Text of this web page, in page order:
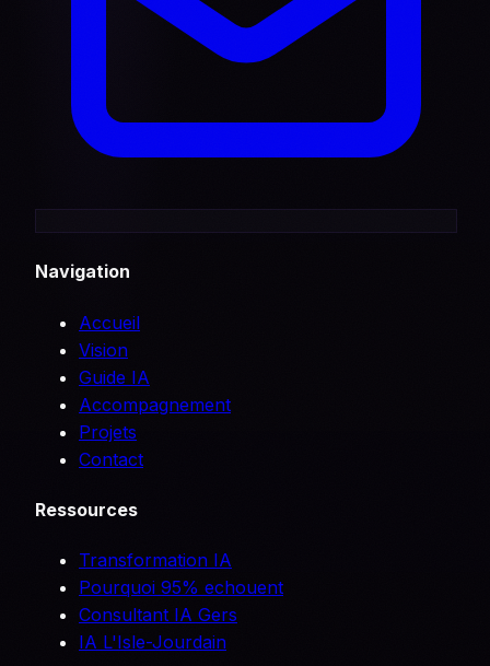
Navigation
Accueil
Vision
Guide IA
Accompagnement
Projets
Contact
Ressources
Transformation IA
Pourquoi 95% echouent
Consultant IA Gers
IA L'Isle-Jourdain